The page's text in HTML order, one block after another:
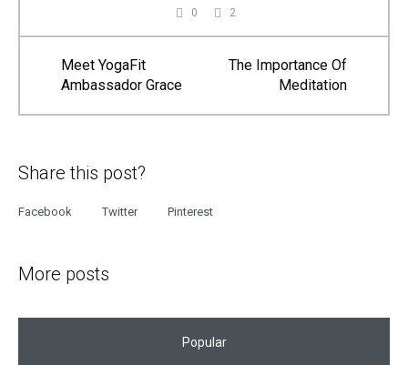
0 2
Meet YogaFit
Ambassador Grace
The Importance Of
Meditation
Share this post?
Facebook Twitter Pinterest
More posts
Popular